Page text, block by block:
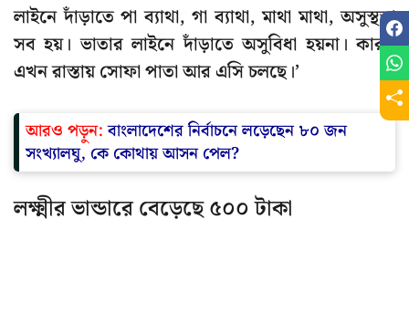
লাইনে দাঁড়াতে পা ব্যাথা, গা ব্যাথা, মাথা মাথা, অসুস্থতা
সব হয়। ভাতার লাইনে দাঁড়াতে অসুবিধা হয়না। কারণ
এখন রাস্তায় সোফা পাতা আর এসি চলছে।’
আরও পড়ুন:বাংলাদেশের নির্বাচনে লড়েছেন ৮০ জন
সংখ্যালঘু, কে কোথায় আসন পেল?
লক্ষ্মীর ভান্ডারে বেড়েছে ৫০০ টাকা